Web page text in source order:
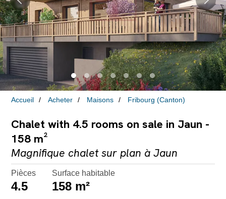
Accueil Acheter Maisons Fribourg (Canton)
Chalet with 4.5 rooms on sale in Jaun -
158 m²
Magnifique chalet sur plan à Jaun
Pièces
4.5
Surface habitable
158 m²